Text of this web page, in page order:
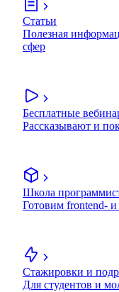
Статьи
Полезная
сфер
Бесплатные
Рассказывают и
Школа
Готовим frontend- и
Стажировки и
Для студентов и